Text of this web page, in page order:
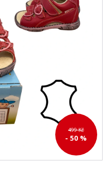
499 Kč
- 50 %